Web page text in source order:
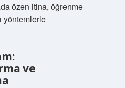
özen itina, öğrenme
yöntemlerle
ve